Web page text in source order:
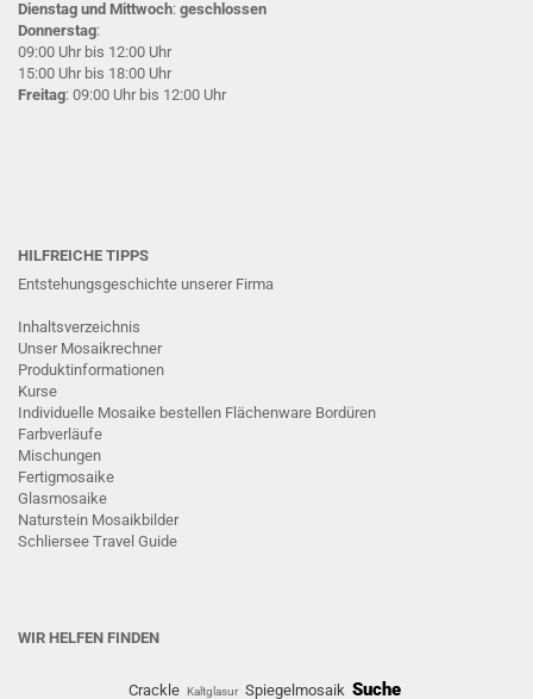
Dienstag und Mittwoch: geschlossen
Donnerstag:
09:00 Uhr bis 12:00 Uhr
15:00 Uhr bis 18:00 Uhr
Freitag: 09:00 Uhr bis 12:00 Uhr
HILFREICHE TIPPS
Entstehungsgeschichte unserer Firma
Inhaltsverzeichnis
Unser Mosaikrechner
Produktinformationen
Kurse
Individuelle Mosaike bestellen Flächenware Bordüren
Farbverläufe
Mischungen
Fertigmosaike
G lasmosaike
Naturstein Mosaikbilder
Schliersee Travel Guide
WIR HELFEN FINDEN
Crackle Kaltglasur Spiegelmosaik Suche